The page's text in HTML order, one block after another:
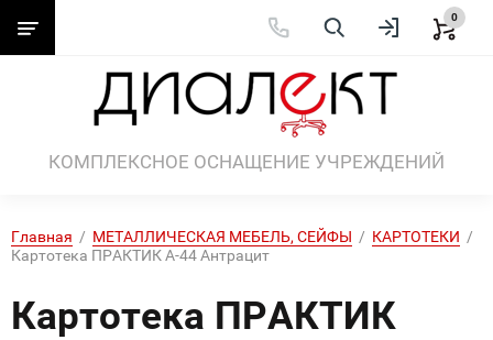
0
КОМПЛЕКСНОЕ ОСНАЩЕНИЕ УЧРЕЖДЕНИЙ
Главная
  /
МЕТАЛЛИЧЕСКАЯ МЕБЕЛЬ, СЕЙФЫ
  /
КАРТОТЕКИ
  /
Картотека ПРАКТИК А-44 Антрацит
Картотека ПРАКТИК